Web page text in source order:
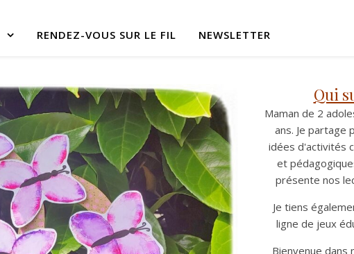
RENDEZ-VOUS SUR LE FIL NEWSLETTER
Qui
Maman de 2
ans. Je partage
idées d'activités
et
présente nos
Je tiens
ligne de jeux
Bienvenue